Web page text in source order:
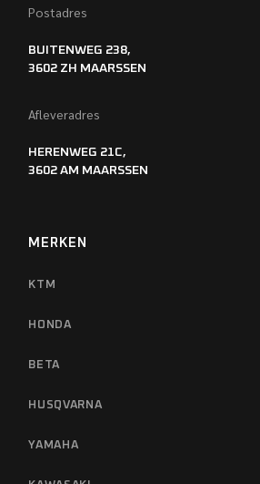
Postadres
BUITENWEG 238,
3602 ZH MAARSSEN
Afleveradres
HERENWEG 21C,
3602 AM MAARSSEN
MERKEN
KTM
HONDA
BETA
HUSQVARNA
YAMAHA